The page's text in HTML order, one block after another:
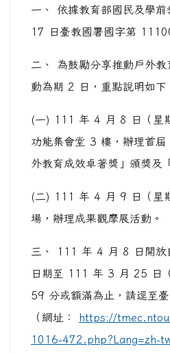
一、 依據教育部國民及學
17 日臺教國署國字第
二、 為鼓勵分享推動戶外
動為期 2 日，重點說明如下
(一) 111 年 4 月 8 日（星
功能集會堂 3 樓，辦理首
外教育成效卓著獎」頒獎及
(二) 111 年 4 月 9 日（星
場，辦理成果觀摩展活動。
三、 111 年 4 月 8 日開放
日期至 111 年 3 月 25 日
59 分或額滿為止，請逕至
（網址：
https://
1016-472.php?Lang=zh-